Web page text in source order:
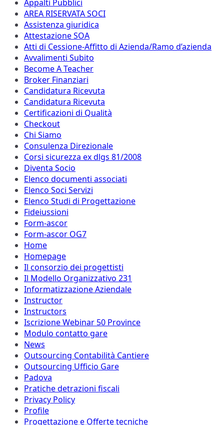
Appalti Pubblici
AREA RISERVATA SOCI
Assistenza giuridica
Attestazione SOA
Atti di Cessione-Affitto di Azienda/Ramo d’azienda
Avvalimenti Subito
Become A Teacher
Broker Finanziari
Candidatura Ricevuta
Candidatura Ricevuta
Certificazioni di Qualità
Checkout
Chi Siamo
Consulenza Direzionale
Corsi sicurezza ex dlgs 81/2008
Diventa Socio
Elenco documenti associati
Elenco Soci Servizi
Elenco Studi di Progettazione
Fideiussioni
Form-ascor
Form-ascor OG7
Home
Homepage
Il consorzio dei progettisti
Il Modello Organizzativo 231
Informatizzazione Aziendale
Instructor
Instructors
Iscrizione Webinar 50 Province
Modulo contatto gare
News
Outsourcing Contabilità Cantiere
Outsourcing Ufficio Gare
Padova
Pratiche detrazioni fiscali
Privacy Policy
Profile
Progettazione e Offerte tecniche